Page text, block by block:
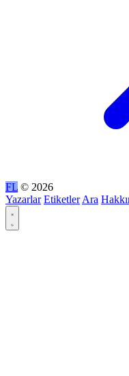
FL © 2026
Yazarlar Etiketler Ara